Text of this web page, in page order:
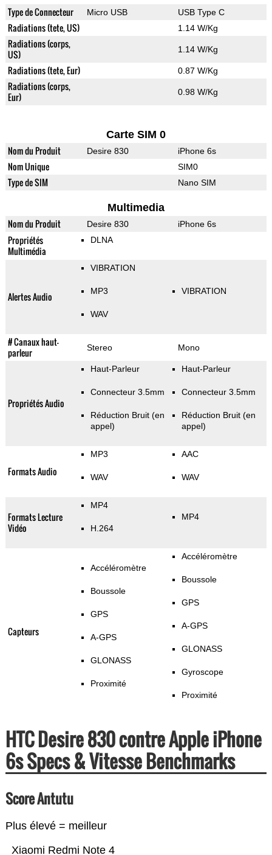
Type de Connecteur Micro USB USB Type C
Radiations (tete, US) 1.14 W/Kg
Radiations (corps,
US)
1.14 W/Kg
Radiations (tete, Eur) 0.87 W/Kg
Radiations (corps,
Eur)
0.98 W/Kg
Carte SIM 0
Nom du Produit Desire 830 iPhone 6s
Nom Unique SIM0
Type de SIM Nano SIM
Multimedia
Nom du Produit Desire 830 iPhone 6s
Propriétés
Multimédia
DLNA
Alertes Audio
VIBRATION
MP3
WAV
VIBRATION
# Canaux haut-
parleur
Stereo Mono
Propriétés Audio
Haut-Parleur
Connecteur 3.5mm
Réduction Bruit (en
appel)
Haut-Parleur
Connecteur 3.5mm
Réduction Bruit (en
appel)
Formats Audio
MP3
WAV
AAC
WAV
Formats Lecture
Vidéo
MP4
H.264
MP4
Capteurs
Accéléromètre
Boussole
GPS
A-GPS
GLONASS
Proximité
Accéléromètre
Boussole
GPS
A-GPS
GLONASS
Gyroscope
Proximité
HTC Desire 830 contre Apple iPhone
6s Specs & Vitesse Benchmarks
Score Antutu
Plus élevé = meilleur
Xiaomi Redmi Note 4